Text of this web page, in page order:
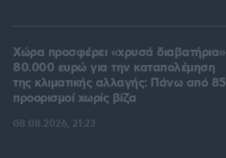
Χώρα προσφέρει «χρυσά διαβατήρια»
80.000 ευρώ για την καταπολέμηση
της κλιματικής αλλαγής: Πάνω από 85
προορισμοί χωρίς βίζα
08.08.2026, 21:23